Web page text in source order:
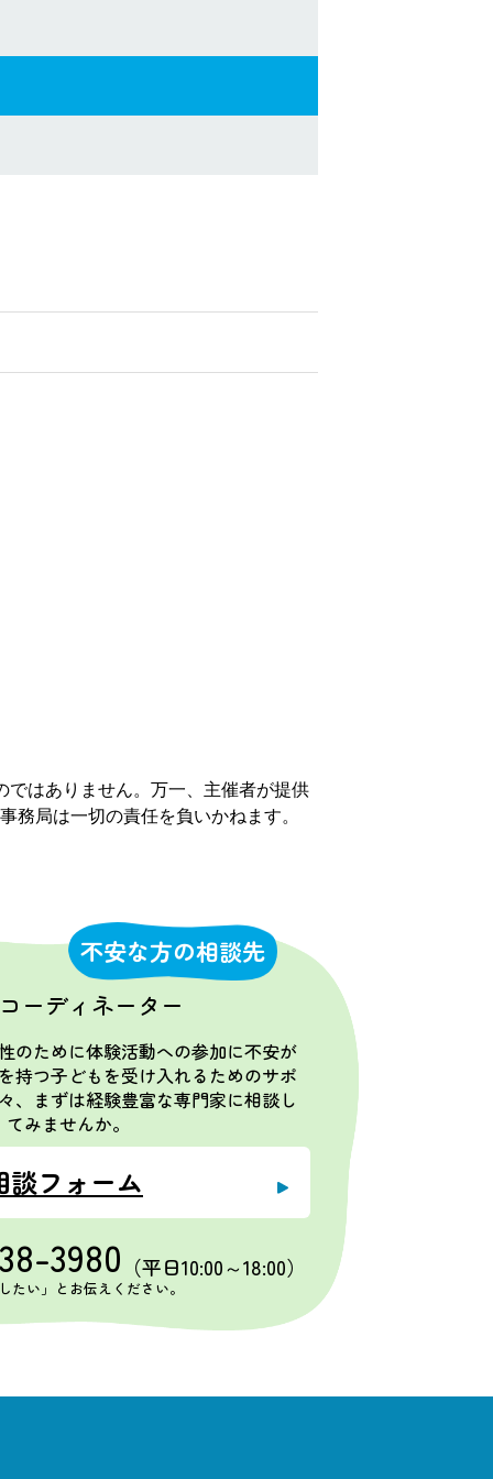
はありません。万一、主催者が提供
局は一切の責任を負いかねます。
不安な方の相談先
ーディネーター
のために体験活動への参加に不安が
持つ子どもを受け入れるためのサポ
、まずは経験豊富な専門家に相談し
てみませんか。
談フォーム
3980 （平日10:00～18:00）
たい」とお伝えください。